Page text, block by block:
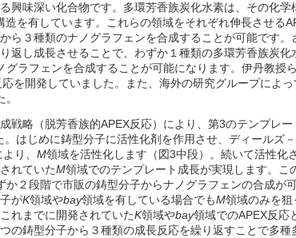
興味深い化合物です。多環芳香族炭化水素は、その化学
造を有しています。これらの領域をそれぞれ伸長させる
ら３種類のナノグラフェンを合成することが可能です。
返し成長させることで、わずか１種類の多環芳香族炭化
ラフェンを合成することが可能になります。伊丹教授
を開発していました。また、海外の研究グループによっ
戦略（脱芳香族的APEX反応）により、第3のテンプレー
はじめに鋳型分子に活性化剤を作用させ、ディールズ
り、 M領域を活性化します（図3中段）。続いて活性化
れていたM領域でのテンプレート成長が実現します。こ
か２段階で市販の鋳型分子からナノグラフェンの合成が
がK領域やbay領域を有している場合でもM領域のみを狙
れまでに開発されていたK領域やbay領域でのAPEX反応
の鋳型分子から３種類の成長反応を繰り返すことで多種